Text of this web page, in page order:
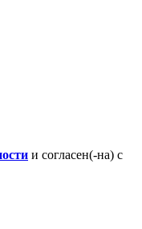
и согласен(-на) с